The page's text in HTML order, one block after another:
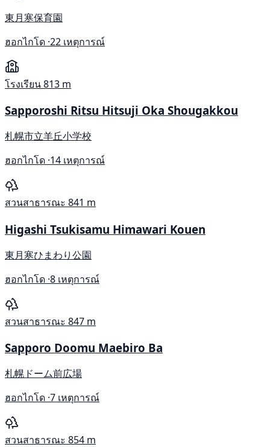
東月寒保育園
ฮอกไกโด ·22 เหตุการณ์
โรงเรียน813 m
Sapporoshi Ritsu Hitsuji Oka Shougakkou
札幌市立羊丘小学校
ฮอกไกโด ·14 เหตุการณ์
สวนสาธารณะ 841 m
Higashi Tsukisamu Himawari Kouen
東月寒ひまわり公園
ฮอกไกโด ·8 เหตุการณ์
สวนสาธารณะ 847 m
Sapporo Doomu Maebiro Ba
札幌ドーム前広場
ฮอกไกโด ·7 เหตุการณ์
สวนสาธารณะ 854 m